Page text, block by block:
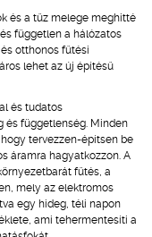
és a tűz melege meghitté
független a hálózatos
otthonos fűtési
lehet az új építésű
és tudatos
és függetlenség. Minden
tervezzen-építsen be
áramra hagyatkozzon. A
fűtés, a
mely az elektromos
egy hideg, téli napon
ami tehermentesíti a